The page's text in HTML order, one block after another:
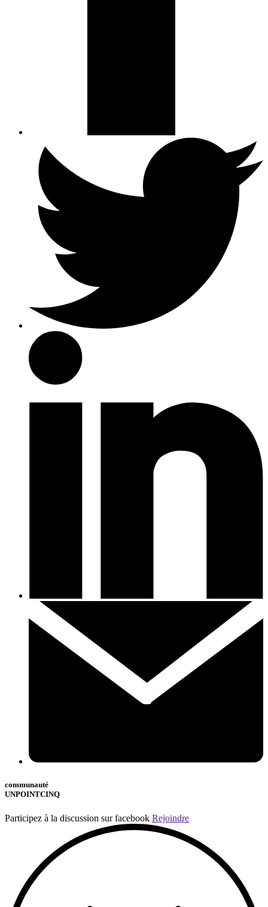
communauté
UNPOINTCINQ
Participez à la discussion sur facebook Rejoindre